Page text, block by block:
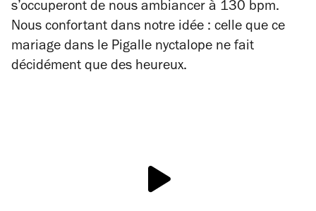
s’occuperont de nous ambiancer à 130 bpm.
Nous confortant dans notre idée : celle que ce
mariage dans le Pigalle nyctalope ne fait
décidément que des heureux.